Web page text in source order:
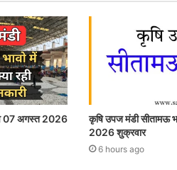
07 अगस्त 2026
कृषि उपज मंडी सीतामऊ
2026 शुक्रवार
6 hours ago